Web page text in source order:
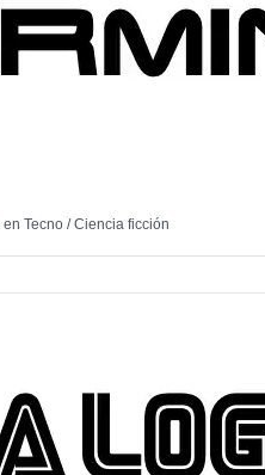
en Tecno /Ciencia ficción